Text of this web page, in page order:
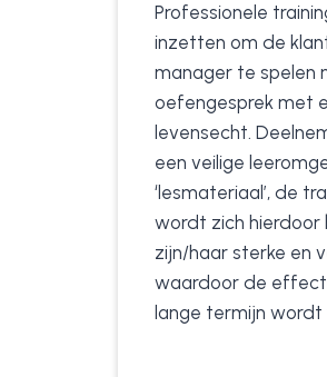
Professionele
inzetten om de
manager te spelen
oefengesprek met
levensecht.
een veilige
‘lesmateriaal’, de
wordt zich hierdoor
zijn/haar sterke en
waardoor de
lange termijn wordt